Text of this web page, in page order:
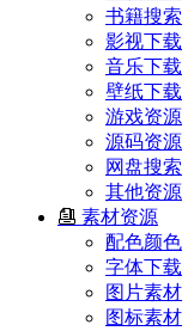
书籍搜索
影视下载
音乐下载
壁纸下载
游戏资源
源码资源
网盘搜索
其他资源
素材资源
配色颜色
字体下载
图片素材
图标素材